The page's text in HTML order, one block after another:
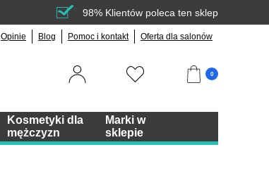
98% Klientów poleca ten sklep
Opinie Blog Pomoc i kontakt Oferta dla salonów
0
Kosmetyki dla
mężczyzn
Marki w
sklepie